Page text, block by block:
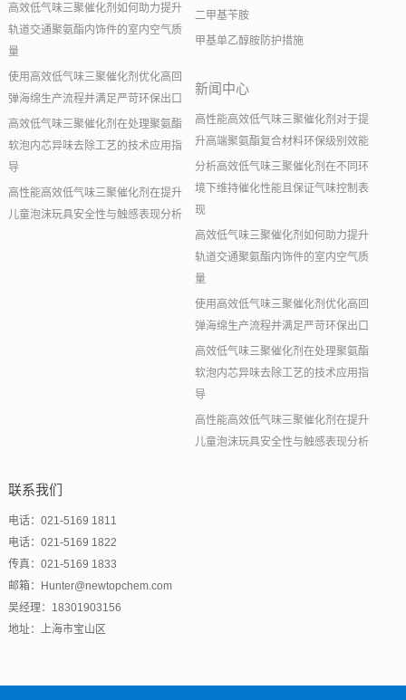
高效低气味三聚催化剂如何助力提升
轨道交通聚氨酯内饰件的室内空气质
量
使用高效低气味三聚催化剂优化高回
弹海绵生产流程并满足严苛环保出口
高效低气味三聚催化剂在处理聚氨酯
软泡内芯异味去除工艺的技术应用指
导
高性能高效低气味三聚催化剂在提升
儿童泡沫玩具安全性与触感表现分析
二甲基苄胺
甲基单乙醇胺防护措施
新闻中心
高性能高效低气味三聚催化剂对于提
升高端聚氨酯复合材料环保级别效能
分析高效低气味三聚催化剂在不同环
境下维持催化性能且保证气味控制表
现
高效低气味三聚催化剂如何助力提升
轨道交通聚氨酯内饰件的室内空气质
量
使用高效低气味三聚催化剂优化高回
弹海绵生产流程并满足严苛环保出口
高效低气味三聚催化剂在处理聚氨酯
软泡内芯异味去除工艺的技术应用指
导
高性能高效低气味三聚催化剂在提升
儿童泡沫玩具安全性与触感表现分析
联系我们
电话：021-5169 1811
电话：021-5169 1822
传真：021-5169 1833
邮箱：Hunter@newtopchem.com
吴经理：18301903156
地址：上海市宝山区